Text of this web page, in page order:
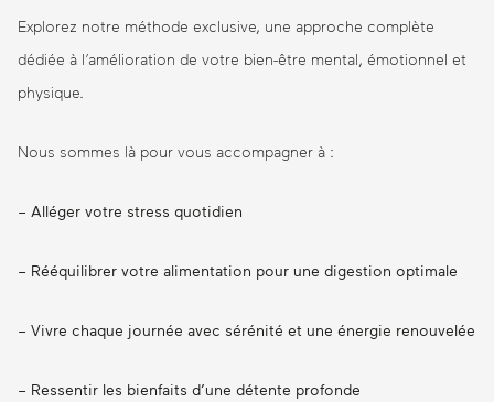
Explorez notre méthode exclusive, une approche complète
dédiée à l’amélioration de votre bien-être mental, émotionnel et
physique.
Nous sommes là pour vous accompagner à :
– Alléger votre stress quotidien
– Rééquilibrer votre alimentation pour une digestion optimale
– Vivre chaque journée avec sérénité et une énergie renouvelée
– Ressentir les bienfaits d’une détente profonde